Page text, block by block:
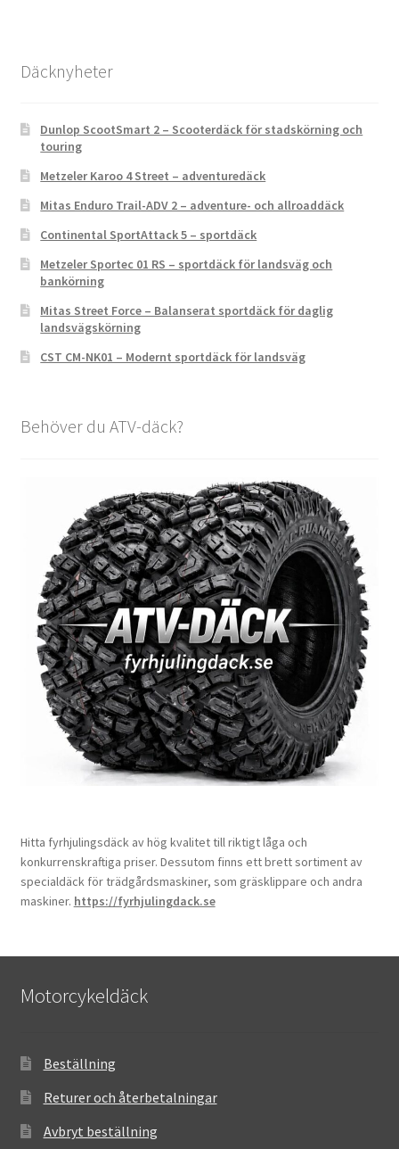
Däcknyheter
Dunlop ScootSmart 2 – Scooterdäck för stadskörning och
touring
Metzeler Karoo 4 Street – adventuredäck
Mitas Enduro Trail-ADV 2 – adventure- och allroaddäck
Continental SportAttack 5 – sportdäck
Metzeler Sportec 01 RS – sportdäck för landsväg och
bankörning
Mitas Street Force – Balanserat sportdäck för daglig
landsvägskörning
CST CM-NK01 – Modernt sportdäck för landsväg
Behöver du ATV-däck?
Hitta fyrhjulingsdäck av hög kvalitet till riktigt låga och
konkurrenskraftiga priser. Dessutom finns ett brett sortiment av
specialdäck för trädgårdsmaskiner, som gräsklippare och andra
maskiner. https://fyrhjulingdack.se
Motorcykeldäck
Beställning
Returer och återbetalningar
Avbryt beställning